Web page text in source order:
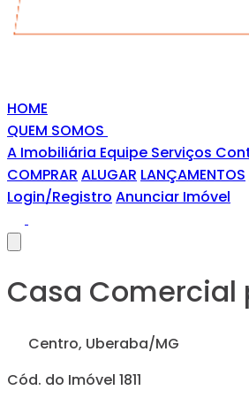
HOME
QUEM SOMOS
A Imobiliária Equipe Serviços
COMPRAR ALUGAR LANÇAMENTOS
Login/Registro Anunciar Imóvel
Casa Comercial
Centro, Uberaba/MG
Cód. do Imóvel 1811